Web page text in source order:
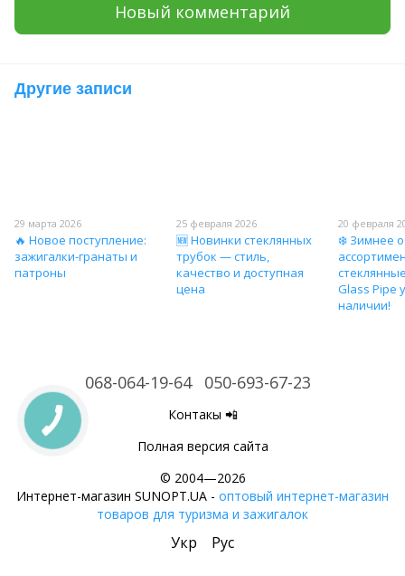
Новый комментарий
Другие записи
29 марта 2026
🔥 Новое поступление:
зажигалки-гранаты и
патроны
25 февраля 2026
🆕 Новинки стеклянных
трубок — стиль,
качество и доступная
цена
20 февраля
❄️ Зимнее
Glass Pipe
наличии!
068-064-19-64 050-693-67-23
Контакы 📲
Полная версия сайта
© 2004—2026
Интернет-магазин SUNOPT.UA - оптовый интернет-магазин
товаров для туризма и зажигалок
Укр Рус